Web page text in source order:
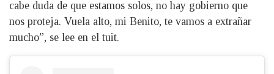
cabe duda de que estamos solos, no hay gobierno que
nos proteja. Vuela alto, mi Benito, te vamos a extrañar
mucho”, se lee en el tuit.